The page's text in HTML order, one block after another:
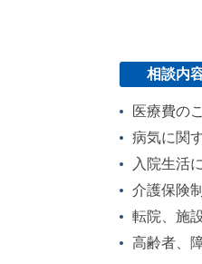
相談内
医療費の
病気に関
入院生活
介護保険
転院、施
高齢者、